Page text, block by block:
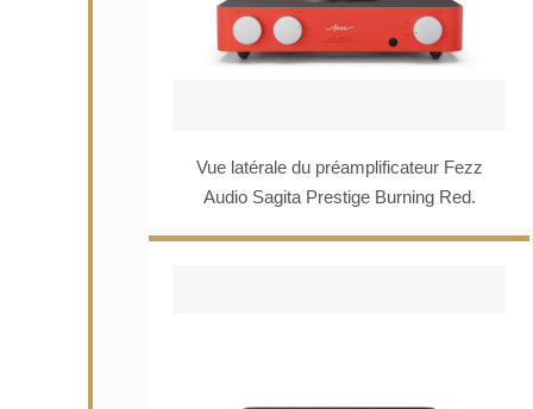
Vue latérale du préamplificateur Fezz
Audio Sagita Prestige Burning Red.